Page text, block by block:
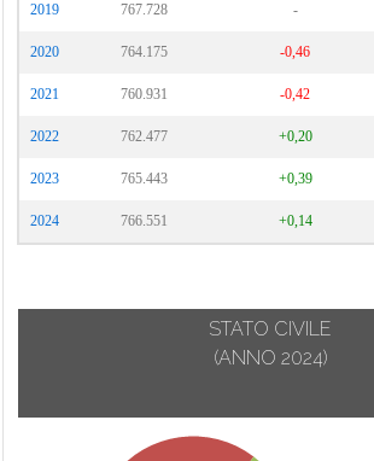
2019 767.728 -
2020 764.175 -0,46
2021 760.931 -0,42
2022 762.477 +0,20
2023 765.443 +0,39
2024 766.551 +0,14
STATO CIVILE
(ANNO 2024)